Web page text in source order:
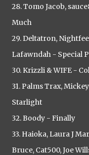
28. Tomo Jacob,
Much
29. Deltatron,
Lafawndah - Special
30. Krizzli & WIFE -
31. Palms Trax,
Starlight
32. Boody - Finally
33. Haioka, Laura J
Bruce, Cat500, Joe